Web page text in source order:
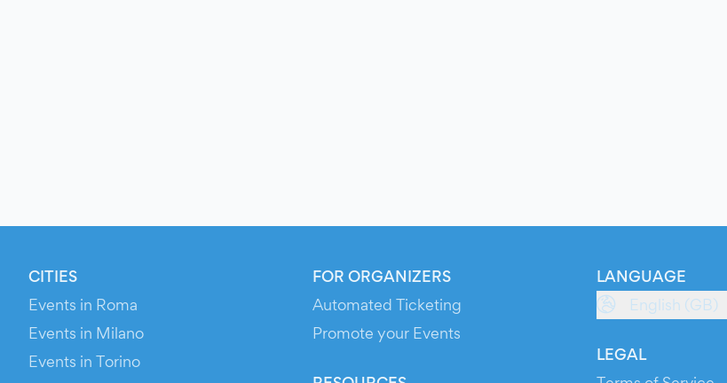
CITIES
Events in Roma
Events in Milano
Events in Torino
FOR ORGANIZERS
Automated Ticketing
Promote your Events
LANGUAGE
English (GB)
LEGAL